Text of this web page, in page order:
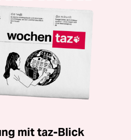
mit taz-Blick